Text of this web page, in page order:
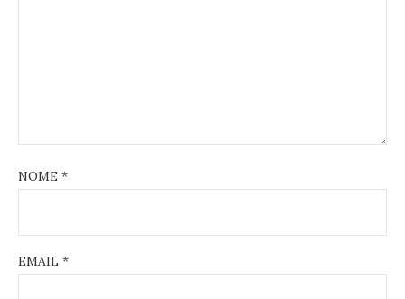
NOME *
EMAIL *